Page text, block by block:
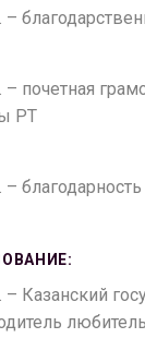
–
– почетная
РТ
–
– Казанский